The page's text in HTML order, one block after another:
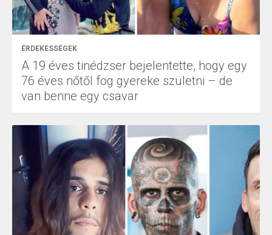
ÉRDEKESSÉGEK
A 19 éves tinédzser bejelentette, hogy egy
76 éves nőtől fog gyereke születni – de
van benne egy csavar